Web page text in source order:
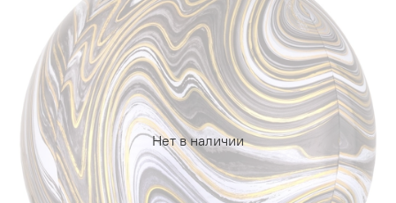
Нет в наличии